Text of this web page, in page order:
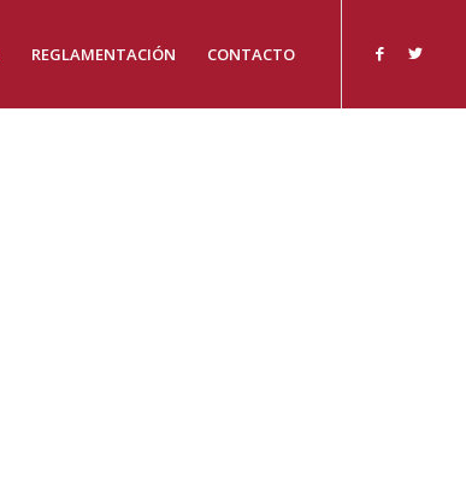
REGLAMENTACIÓN CONTACTO